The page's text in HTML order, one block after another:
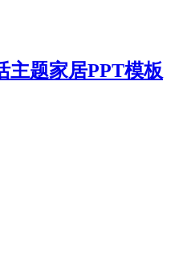
主题家居PPT模板